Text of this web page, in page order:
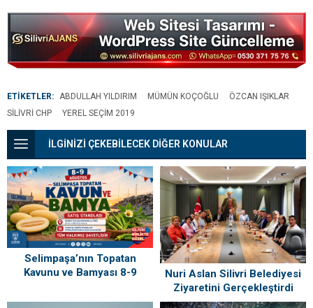
ETİKETLER: ABDULLAH YILDIRIM MÜMÜN KOÇOĞLU
ÖZCAN IŞIKLAR
SILIVRI CHP
YEREL SEÇIM 2019
İLGİNİZİ ÇEKEBİLECEK DİĞER KONULAR
Selimpaşa’nın Topatan
Kavunu ve Bamyası 8-9
Buluşuyor
Nuri Aslan Silivri Belediyesi
Ziyaretini Gerçekleştirdi